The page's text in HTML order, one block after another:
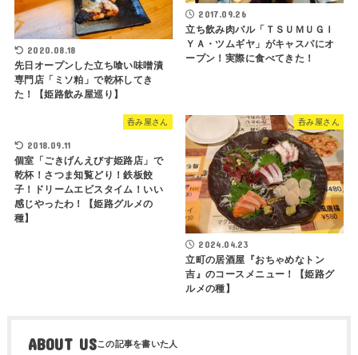
2020.08.18
先日オープンした立ち喰い味噌漬
専門店「ミソ粕」で乾杯してき
た！【姫路飲み屋巡り】
2017.09.26
立ち飲み肉バル「ＴＳＵＭＵＧＩ
ＹＡ・ツムギヤ」がキャスパにオ
ープン！実際に食べてきた！
呑み屋さん
2018.09.11
個室「ごきげんえびす姫路店」で
乾杯！さつま知覧どり！鉄板餃
子！ドリームエビスタイム！いい
感じやったわ！【姫路グルメの
種】
呑み屋さん
2024.04.23
立町の居酒屋『おちゃめなトン
吉』のコースメニュー！【姫路グ
ルメの種】
ABOUT US